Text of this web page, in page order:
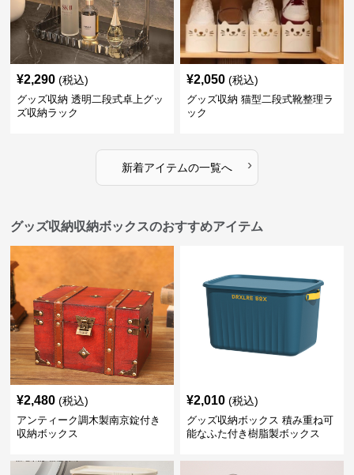
¥2,290 (税込)
グッズ収納 透明二段式卓上グッ
ズ収納ラック
¥2,050 (税込)
グッズ収納 猫型二段式靴整理ラ
ック
新着アイテムの一覧へ ›
グッズ収納収納ボックスのおすすめアイテム
¥2,480 (税込)
アンティーク調木製南京錠付き
収納ボックス
¥2,010 (税込)
グッズ収納ボックス 積み重ね可
能なふた付き樹脂製ボックス